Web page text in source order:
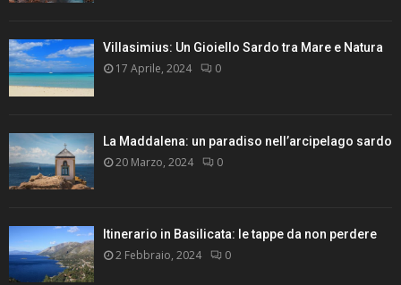
Villasimius: Un Gioiello Sardo tra Mare e Natura
17 Aprile, 2024 0
La Maddalena: un paradiso nell’arcipelago sardo
20 Marzo, 2024 0
Itinerario in Basilicata: le tappe da non perdere
2 Febbraio, 2024 0